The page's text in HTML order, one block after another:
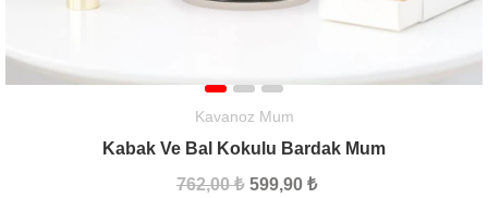
Kavanoz Mum
Kabak Ve Bal Kokulu Bardak Mum
762,00 ₺ 599,90 ₺